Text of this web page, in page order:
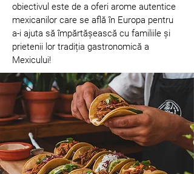
obiectivul este de a oferi arome autentice
mexicanilor care se află în Europa pentru
a-i ajuta să împărtășească cu familiile și
prietenii lor tradiția gastronomică a
Mexicului!